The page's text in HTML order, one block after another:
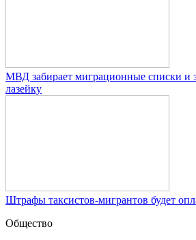
МВД забирает миграционные списки и
лазейку
Штрафы таксистов-мигрантов будет
Общество